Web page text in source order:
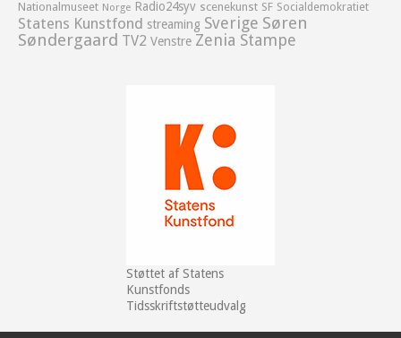
Nationalmuseet Norge Radio24syv scenekunst SF Socialdemokratiet
Statens Kunstfond streaming Sverige Søren
Søndergaard TV2 Venstre Zenia Stampe
Støttet af Statens
Kunstfonds
Tidsskriftstøtteudvalg